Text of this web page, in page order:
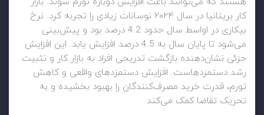
کار بریتانیا در سال ۲۰۲۴ نوسانات زیادی را تجربه کرد. نرخ
بیکاری در اواسط سال حدود 4.2 درصد بود و پیش‌بینی
می‌شود تا پایان سال به 4.5 درصد افزایش یابد. این افزایش
جزئی نشان‌دهنده بازگشت تدریجی افراد به بازار کار و تثبیت
رشد دستمزدهاست. افزایش دستمزدهای واقعی و کاهش
تورم، قدرت خرید مصرف‌کنندگان را بهبود بخشیده و به
تحریک تقاضا کمک می‌کند